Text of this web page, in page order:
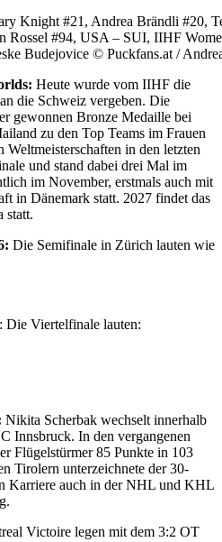
Knight #21, Andrea Brändli #20,
Rossel #94, USA – SUI, IIHF
Budejovice © Puckfans.at /
Heute wurde vom IIHF die
die Schweiz vergeben. Die
gewonnen Bronze Medaille bei
zu den Top Teams im Frauen
Weltmeisterschaften in den letzten
und stand dabei drei Mal im
im November, erstmals auch mit
in Dänemark statt. 2027 findet das
statt.
Die Semifinale in Zürich lauten wie
Die Viertelfinale lauten:
Nikita Scherbak wechselt innerhalb
Innsbruck. In den vergangenen
Flügelstürmer 85 Punkte in 103
Tirolern unterzeichnete der 30-
Karriere auch in der NHL und KHL
Victoire legen mit dem 3:2 OT